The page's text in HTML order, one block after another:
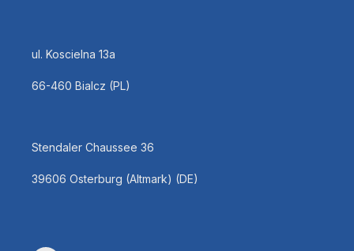
ul. Koscielna 13a
66-460 Bialcz (PL)
Stendaler Chaussee 36
39606 Osterburg (Altmark) (DE)